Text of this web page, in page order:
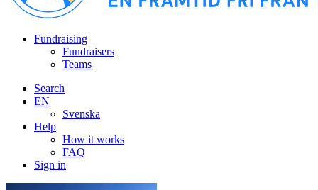
Fundraising
Fundraisers
Teams
Search
EN
Svenska
Help
How it works
FAQ
Sign in